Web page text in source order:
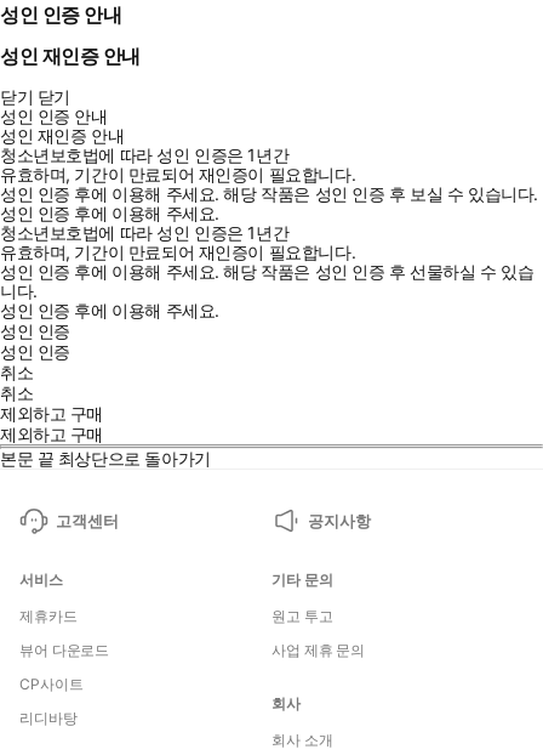
성인 인증 안내
성인 재인증 안내
닫기 닫기
성인 인증 안내
성인 재인증 안내
청소년보호법에 따라 성인 인증은 1년간
유효하며, 기간이 만료되어 재인증이 필요합니다.
성인 인증 후에 이용해 주세요.해당 작품은 성인 인증 후 보실 수 있습니다.
성인 인증 후에 이용해 주세요.
청소년보호법에 따라 성인 인증은 1년간
유효하며, 기간이 만료되어 재인증이 필요합니다.
성인 인증 후에 이용해 주세요.해당 작품은 성인 인증 후 선물하실 수 있습
니다.
성인 인증 후에 이용해 주세요.
성인 인증
성인 인증
취소
취소
제외하고 구매
제외하고 구매
본문 끝 최상단으로 돌아가기
고객센터 공지사항
서비스
제휴카드
뷰어 다운로드
CP사이트
리디바탕
기타 문의
원고 투고
사업 제휴 문의
회사
회사 소개